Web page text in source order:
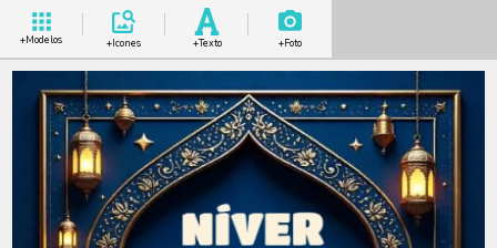
+Modelos +Icones +Texto +Foto